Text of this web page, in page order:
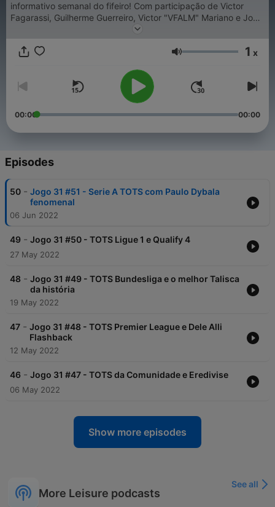
informativo semanal do fifeiro! Com participação de Victor
Fagarassi, Guilherme Guerreiro, Victor "VFALM" Mariano e João
Volume 1 x
00:00 00:00
Episodes
50 - Jogo 31 #51 - Serie A TOTS com Paulo Dybala
fenomenal
06 Jun 2022
49 - Jogo 31 #50 - TOTS Ligue 1 e Qualify 4
27 May 2022
48 - Jogo 31 #49 - TOTS Bundesliga e o melhor Talisca
da história
19 May 2022
47 - Jogo 31 #48 - TOTS Premier League e Dele Alli
Flashback
12 May 2022
46 - Jogo 31 #47 - TOTS da Comunidade e Eredivise
06 May 2022
Show more episodes
More Leisure podcasts
See all